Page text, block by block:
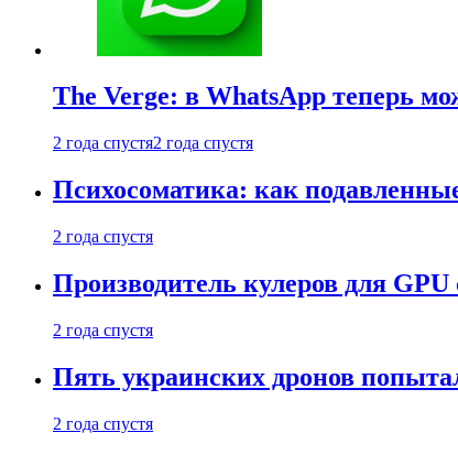
The Verge: в WhatsApp теперь
2 года спустя2 года спустя
Психосоматика: как
2 года спустя
Производитель кулеров для
2 года спустя
Пять украинских дронов
2 года спустя